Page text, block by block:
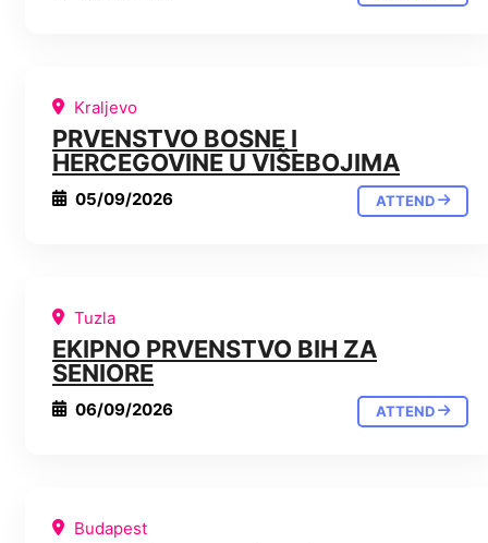
Kraljevo
PRVENSTVO BOSNE I
HERCEGOVINE U VIŠEBOJIMA
05/09/2026 ATTEND
Tuzla
EKIPNO PRVENSTVO BIH ZA
SENIORE
06/09/2026 ATTEND
Budapest